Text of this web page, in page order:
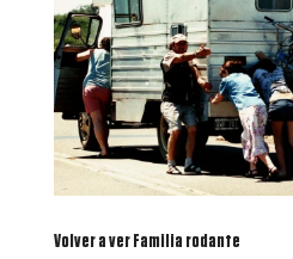
Volver a ver Familia rodante